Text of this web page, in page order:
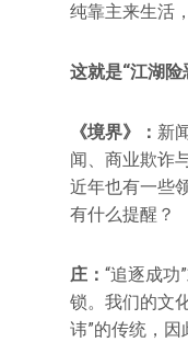
纯靠主来生活
这就是“江湖险
《境界》： 新
闻、商业欺诈
近年也有一些
有什么提醒？
庄： “追逐成功
锁。我们的文
讳”的传统，因